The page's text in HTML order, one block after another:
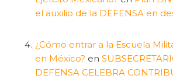
el auxilio de la DEFENSA en
¿Cómo entrar a la Escuela
en México? en
DEFENSA CELEBRA